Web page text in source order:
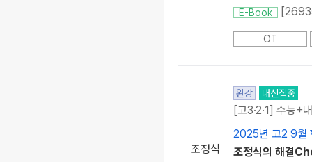
E-Book
OT
조정식
완강 내신집중
[고3·2·1] 수능+
2025년 고2 9월
조정식의 해결